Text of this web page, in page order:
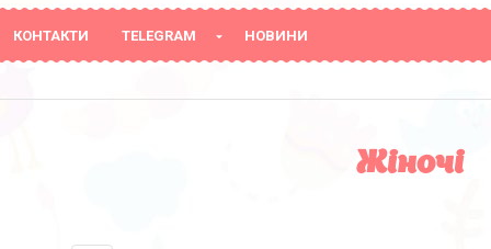
КОНТАКТИ TELEGRAM НОВИНИ
Жіночі